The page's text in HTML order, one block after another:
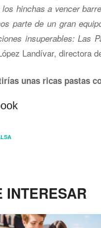
hinchas a vencer
parte de un gran
insuperables: Las
Landívar, directora
unas ricas pastas
INTERESAR